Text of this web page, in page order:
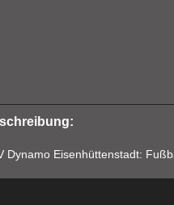
Dynamo Eisenhüttenstadt: